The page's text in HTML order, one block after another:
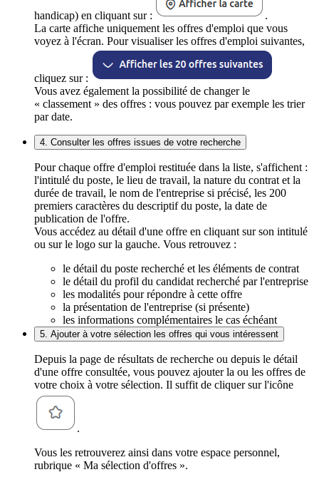
handicap) en cliquant sur :
.
La carte affiche uniquement les offres d'emploi que vous
voyez à l'écran. Pour visualiser les offres d'emploi suivantes,
cliquez sur :
Vous avez également la possibilité de changer le
« classement » des offres : vous pouvez par exemple les trier
par date.
4. Consulter les offres issues de votre recherche
Pour chaque offre d'emploi restituée dans la liste, s'affichent :
l'intitulé du poste, le lieu de travail, la nature du contrat et la
durée de travail, le nom de l'entreprise si précisé, les 200
premiers caractères du descriptif du poste, la date de
publication de l'offre.
Vous accédez au détail d'une offre en cliquant sur son intitulé
ou sur le logo sur la gauche. Vous retrouvez :
le détail du poste recherché et les éléments de contrat
le détail du profil du candidat recherché par l'entreprise
les modalités pour répondre à cette offre
la présentation de l'entreprise (si présente)
les informations complémentaires le cas échéant
5. Ajouter à votre sélection les offres qui vous intéressent
Depuis la page de résultats de recherche ou depuis le détail
d'une offre consultée, vous pouvez ajouter la ou les offres de
votre choix à votre sélection. Il suffit de cliquer sur l'icône
.
Vous les retrouverez ainsi dans votre espace personnel,
rubrique « Ma sélection d'offres ».